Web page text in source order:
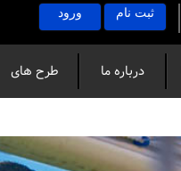
ثبت نام ورود
درباره ما
طرح های